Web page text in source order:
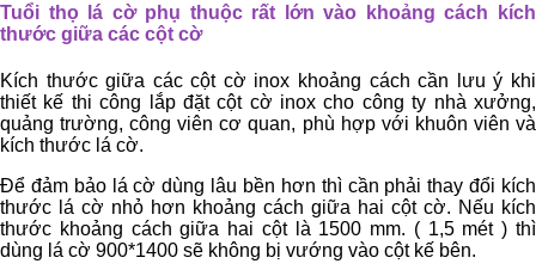
Tuổi thọ lá cờ phụ thuộc rất lớn vào khoảng cách kích
thước giữa các cột cờ
Kích thước giữa các cột cờ inox khoảng cách cần lưu ý khi
thiết kế thi công lắp đặt cột cờ inox cho công ty nhà xưởng,
quảng trường, công viên cơ quan, phù hợp với khuôn viên và
kích thước lá cờ.
Để đảm bảo lá cờ dùng lâu bền hơn thì cần phải thay đổi kích
thước lá cờ nhỏ hơn khoảng cách giữa hai cột cờ. Nếu kích
thước khoảng cách giữa hai cột là 1500 mm. ( 1,5 mét ) thì
dùng lá cờ 900*1400 sẽ không bị vướng vào cột kế bên.